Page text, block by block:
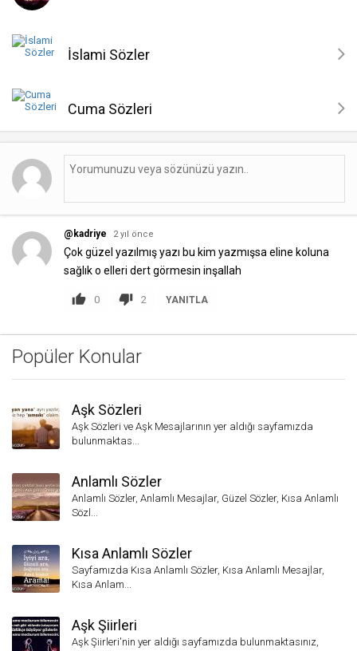
İslami Sözler
Cuma Sözleri
@kadriye 2 yıl önce
Çok güzel yazılmış yazı bu kim yazmışsa eline koluna
sağlık o elleri dert görmesin inşallah
0 2 YANITLA
Popüler Konular
Aşk Sözleri
Aşk Sözleri ve Aşk Mesajlarının yer aldığı sayfamızda
bulunmaktas...
Anlamlı Sözler
Anlamlı Sözler, Anlamlı Mesajlar, Güzel Sözler, Kısa Anlamlı
Sözl...
Kısa Anlamlı Sözler
Sayfamızda Kısa Anlamlı Sözler, Kısa Anlamlı Mesajlar,
Kısa Anlam...
Aşk Şiirleri
Aşk Şiirleri'nin yer aldığı sayfamızda bulunmaktasınız,